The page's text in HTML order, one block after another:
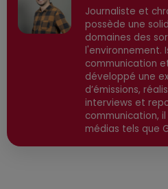
Journaliste et
possède une
domaines des
l'environnement.
communication
développé une
d’émissions,
interviews et
communication,
médias tels que